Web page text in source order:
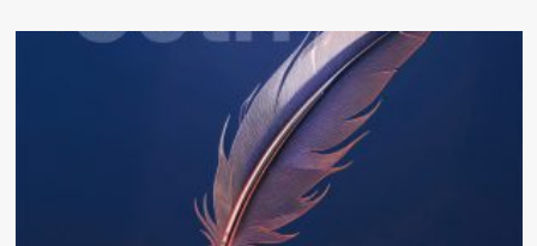
su
idiomatica
tensione